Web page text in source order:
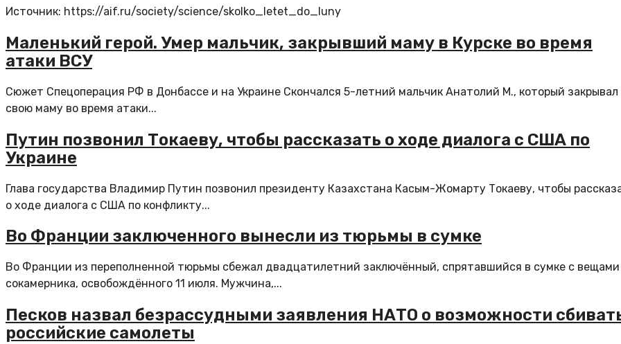
Источник: https://aif.ru/society/science/skolko_letet_do_luny
Маленький герой. Умер мальчик, закрывший маму в Курске во время
атаки ВСУ
Сюжет Спецоперация РФ в Донбассе и на Украине Скончался 5-летний мальчик Анатолий М., который закрывал
свою маму во время атаки...
Путин позвонил Токаеву, чтобы рассказать о ходе диалога с США по
Украине
Глава государства Владимир Путин позвонил президенту Казахстана Касым-Жомарту Токаеву, чтобы
о ходе диалога с США по конфликту...
Во Франции заключенного вынесли из тюрьмы в сумке
Во Франции из переполненной тюрьмы сбежал двадцатилетний заключённый, спрятавшийся в сумке с вещами
сокамерника, освобождённого 11 июля. Мужчина,...
Песков назвал безрассудными заявления НАТО о возможности
российские самолеты